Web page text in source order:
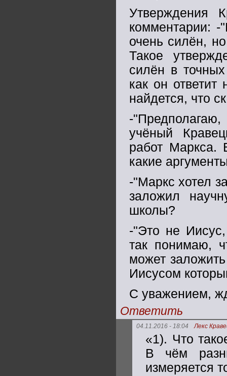
Утверждения
комментарии: -
очень силён,
Такое
силён в
как он
найдется, что
-
учёный
работ Маркса.
какие
-"Маркс хотел
заложил
школы?
-"Это не
так понимаю,
может
Иисусом
С уважением,
Ответить
04.11.2016 - 18:04 Лекс
«1). Что
В чём
измеряется